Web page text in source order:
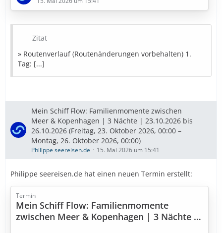
6. Tag: Funchal - Madeira (Portugal)
7. Tag: Seetag
8. Tag: Santa Cruz de La Palma (Spanien)
9. Tag: Santa Cruz de Tenerife (Spanien)
10. Tag: Gran Canaria (Spanien)
11. Tag: Arrecife / Lanzarote (Spanien)
12. Tag: Seetag
16. Tag: Seetag
17. Tag: Seetag
18. Tag: Seetag
19. Tag: Seetag
20. Tag: Hamburg…
Zitat
» Routenverlauf (Routenänderungen vorbehalten) 1.
Tag: [...]
Mein Schiff Flow: Familienmomente zwischen
Meer & Kopenhagen | 3 Nächte | 23.10.2026 bis
26.10.2026 (Freitag, 23. Oktober 2026, 00:00 –
Montag, 26. Oktober 2026, 00:00)
Philippe seereisen.de 15. Mai 2026 um 15:41
Philippe seereisen.de hat einen neuen Termin erstellt:
Termin
Mein Schiff Flow: Familienmomente
zwischen Meer & Kopenhagen | 3 Nächte |